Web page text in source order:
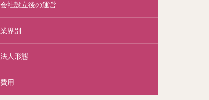
会社設立後の運営
業界別
法人形態
費用